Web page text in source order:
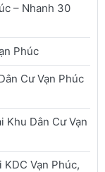
– Nhanh 30
Phúc
Cư Vạn Phúc
Khu Dân Cư Vạn
Vạn Phúc,